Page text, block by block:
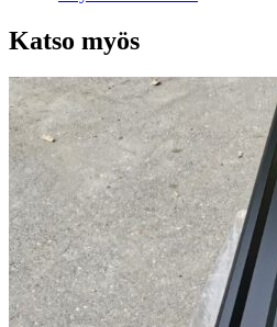
Katso myös